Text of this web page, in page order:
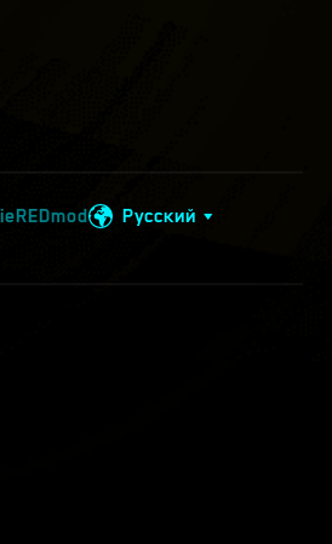
REDmod Русский